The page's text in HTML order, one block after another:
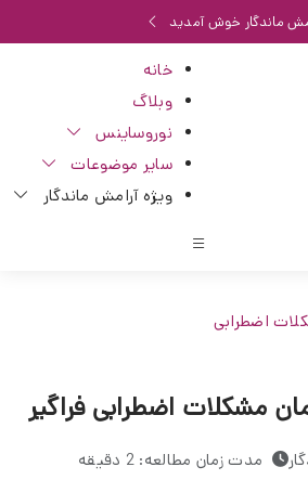
ماندگار خوش آمدید
خانه
وبلاگ
نوروساینس
سایر موضوعات
ویژه آرامش ماندگار
اضطرابی
مشکلات اضطرابی فراگیر
مدت زمان مطالعه: 2 دقیقه